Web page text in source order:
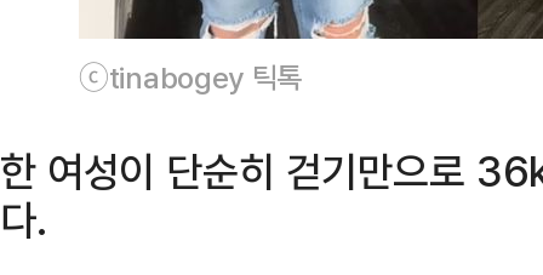
ⓒtinabogey 틱톡
한 여성이 단순히 걷기만으로
다.